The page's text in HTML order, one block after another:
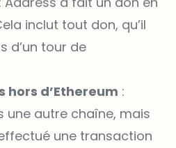
inclut tout don, qu’il
d’un tour de
hors d’Ethereum :
une autre chaîne, mais
une transaction